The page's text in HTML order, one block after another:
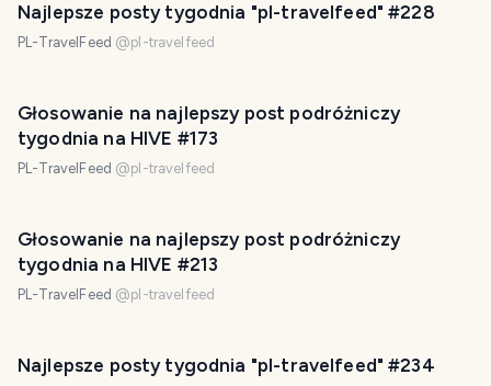
Najlepsze posty tygodnia "pl-travelfeed" #228
PL-TravelFeed @pl-travelfeed
Głosowanie na najlepszy post podróżniczy
tygodnia na HIVE #173
PL-TravelFeed @pl-travelfeed
Głosowanie na najlepszy post podróżniczy
tygodnia na HIVE #213
PL-TravelFeed @pl-travelfeed
Najlepsze posty tygodnia "pl-travelfeed" #234